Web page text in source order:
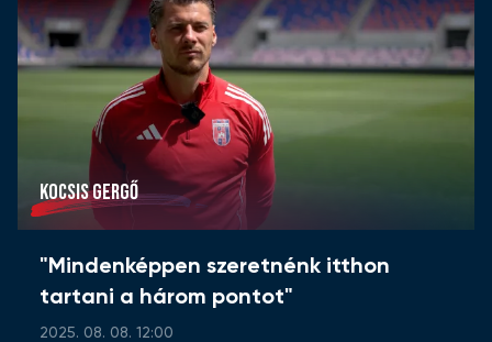
KOCSIS GERGŐ
"Mindenképpen szeretnénk itthon
tartani a három pontot"
2025. 08. 08. 12:00